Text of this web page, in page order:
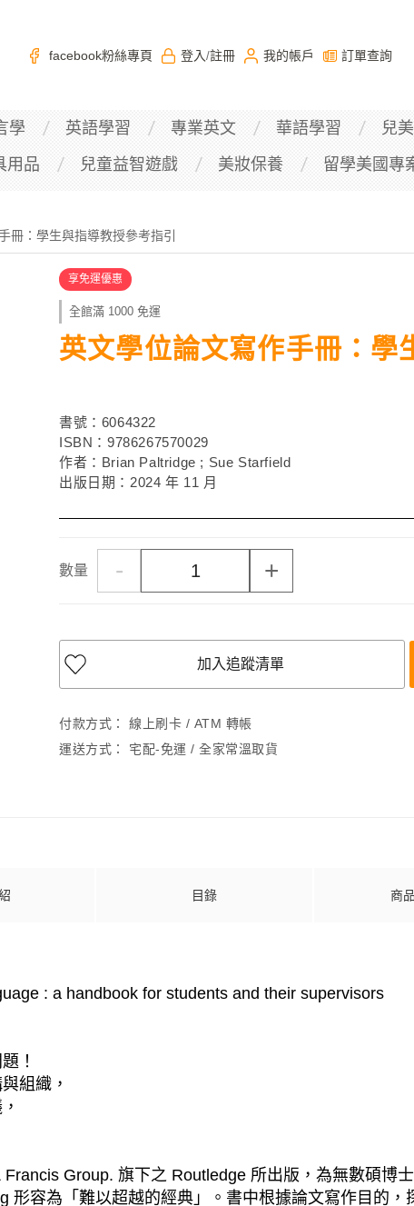
facebook粉絲專頁 登入 /註冊 我的帳戶 訂單查詢
學 英語學習 專業英文 華語學習 兒
用品 兒童益智遊戲 美妝保養 留學美國專
冊：學生與指導教授參考指引
享免運優惠
全館滿 1000 免運
英文學位論文寫作手冊：學
書號：6064322
ISBN：9786267570029
作者：Brian Paltridge ; Sue Starfield
出版日期：2024 年 11 月
數量 - +
加入追蹤清單
付款方式：
線上刷卡 / ATM 轉帳
運送方式：
宅配-免運 / 全家常溫取貨
目錄 商
: a handbook for students and their supervisors
！
組織，
Group. 旗下之 Routledge 所出版，為無數碩博
形容為「難以超越的經典」。書中根據論文寫作目的